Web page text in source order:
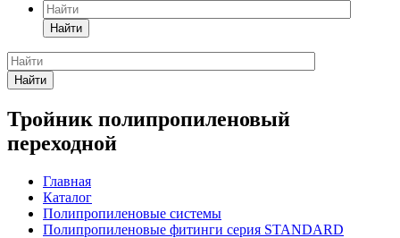
Найти
Найти
Тройник полипропиленовый
переходной
Главная
Каталог
Полипропиленовые системы
Полипропиленовые фитинги серия STANDARD